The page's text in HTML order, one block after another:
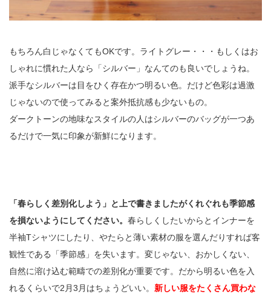
もちろん白じゃなくてもOKです。ライトグレー・・・もしくはお
しゃれに慣れた人なら「シルバー」なんてのも良いでしょうね。
派手なシルバーは目をひく存在かつ明るい色。だけど色彩は過激
じゃないので使ってみると案外抵抗感も少ないもの。
ダークトーンの地味なスタイルの人はシルバーのバッグが一つあ
るだけで一気に印象が新鮮になります。
「春らしく差別化しよう」と上で書きましたがくれぐれも季節感
を損ないようにしてください。 春らしくしたいからとインナーを
半袖Tシャツにしたり、やたらと薄い素材の服を選んだりすれば客
観性である「季節感」を失います。変じゃない、おかしくない、
自然に溶け込む範疇での差別化が重要です。だから明るい色を入
れるくらいで2月3月はちょうどいい。 新しい服をたくさん買わな